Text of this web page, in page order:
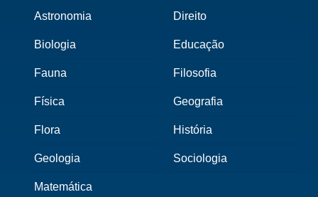
Astronomia
Biologia
Fauna
Física
Flora
Geologia
Matemática
Direito
Educação
Filosofia
Geografia
História
Sociologia